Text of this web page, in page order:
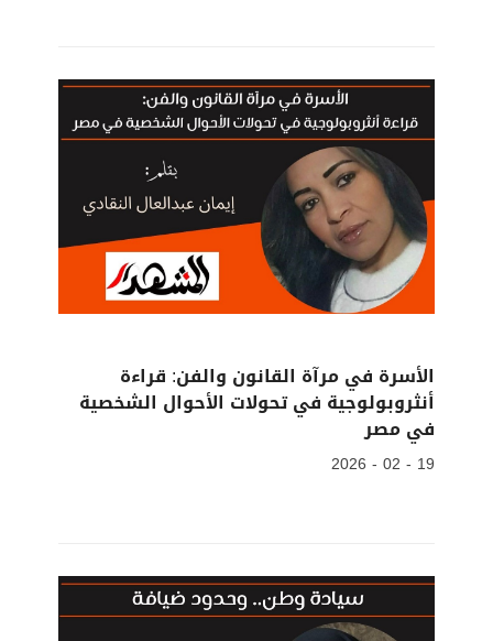
الأسرة في مرآة القانون والفن: قراءة
أنثروبولوجية في تحولات الأحوال الشخصية
في مصر
19 - 02 - 2026